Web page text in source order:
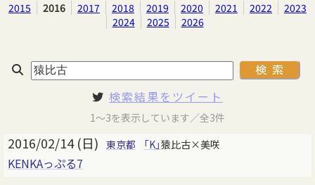
2015 2016 2017 2018 2019 2020 2021 2022
2023
2024
2025 2026
検索結果をツイート
1～3を表示しています／全3件
2016/02/14 (日) 東京都 「K」猿比古×美咲
KENKAっぷる7